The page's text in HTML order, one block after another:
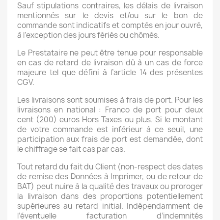
Sauf stipulations contraires, les délais de livraison
mentionnés sur le devis et/ou sur le bon de
commande sont indicatifs et comptés en jour ouvré,
à l’exception des jours fériés ou chômés.
Le Prestataire ne peut être tenue pour responsable
en cas de retard de livraison dû à un cas de force
majeure tel que défini à l’article 14 des présentes
CGV.
Les livraisons sont soumises à frais de port. Pour les
livraisons en national : Franco de port pour deux
cent (200) euros Hors Taxes ou plus. Si le montant
de votre commande est inférieur à ce seuil, une
participation aux frais de port est demandée, dont
le chiffrage se fait cas par cas.
Tout retard du fait du Client (non-respect des dates
de remise des Données à Imprimer, ou de retour de
BAT) peut nuire à la qualité des travaux ou proroger
la livraison dans des proportions potentiellement
supérieures au retard initial. Indépendamment de
l’éventuelle facturation d’indemnités